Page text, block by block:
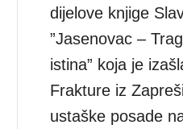
dijelove knjige
”Jasenovac –
istina” koja je
Frakture iz
ustaške posade